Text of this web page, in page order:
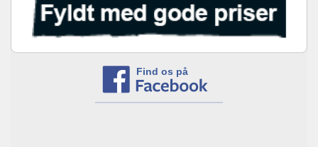
Find os på